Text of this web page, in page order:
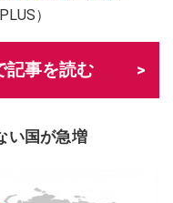
）
記事を読む
い国が急増